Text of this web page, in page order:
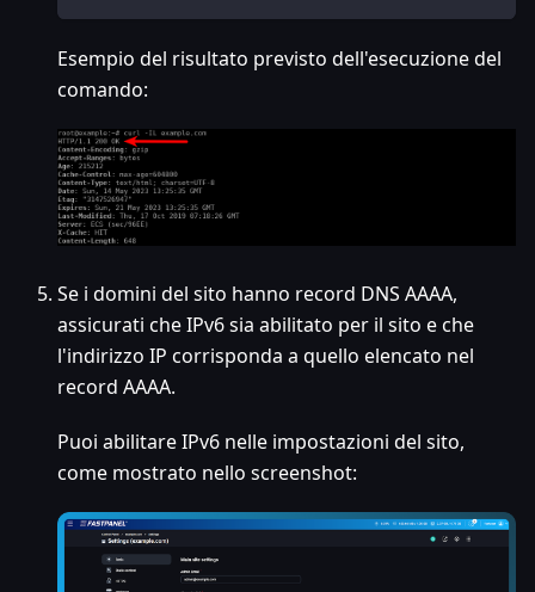
Esempio del risultato previsto dell'esecuzione del
comando:
Se i domini del sito hanno record DNS AAAA,
assicurati che IPv6 sia abilitato per il sito e che
l'indirizzo IP corrisponda a quello elencato nel
record AAAA.
Puoi abilitare IPv6 nelle impostazioni del sito,
come mostrato nello screenshot: